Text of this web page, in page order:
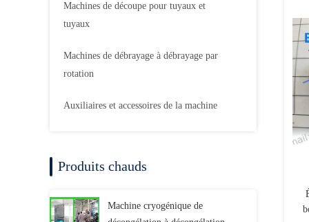
Machines de découpe pour tuyaux et
tuyaux
Machines de débrayage à débrayage par
rotation
Auxiliaires et accessoires de la machine
Produits chauds
Machine cryogénique de